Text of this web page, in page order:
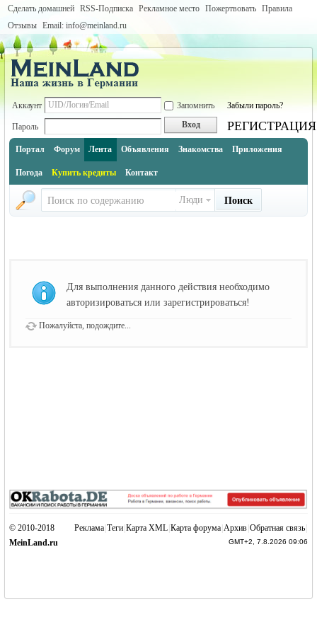
Сделать домашней RSS-Подписка Рекламное место Пожертвовать Правила
Отзывы Email: info@meinland.ru
Аккаунт Запомнить Забыли пароль?
Пароль Вход РЕГИСТРАЦИЯ
Портал Форум Лента Объявления Знакомства Приложения
Погода Купить кредиты Контакт
Люди Поиск
Для выполнения данного действия необходимо
авторизироваться или зарегистрироваться!
Пожалуйста, подождите...
Реклама Теги Карта XML Карта форума Архив Обратная связь
GMT+2, 7.8.2026 09:06
© 2010-2018
MeinLand.ru